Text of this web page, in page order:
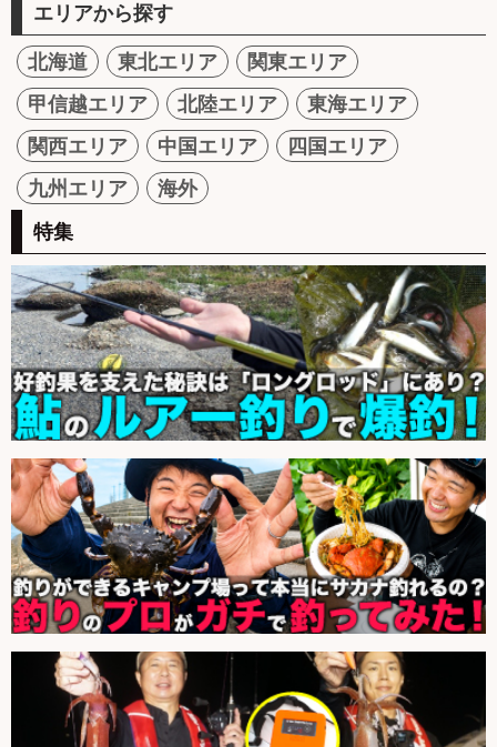
エリアから探す
北海道 東北エリア
関東エリア
甲信越エリア
北陸エリア
東海エリア
関西エリア
中国エリア
四国エリア
九州エリア
海外
特集